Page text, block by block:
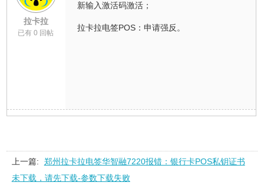
拉卡拉
已有 0 回帖
新输入激活码激活；
拉卡拉电签POS：申请强反。
上一篇:
郑州拉卡拉电签华智融7220报错：银行卡POS私钥证书
未下载，请先下载-参数下载失败